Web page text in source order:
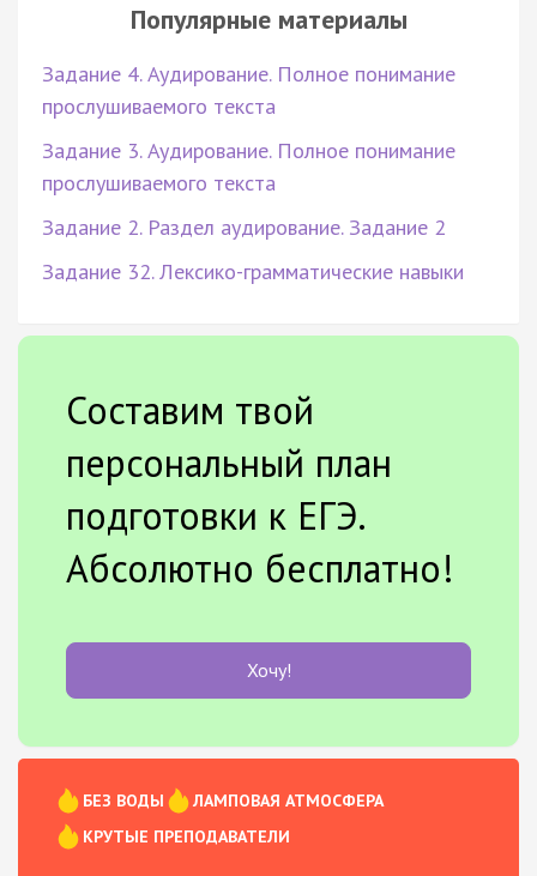
Популярные материалы
Задание 4. Аудирование. Полное понимание
прослушиваемого текста
Задание 3. Аудирование. Полное понимание
прослушиваемого текста
Задание 2. Раздел аудирование. Задание 2
Задание 32. Лексико-грамматические навыки
Составим твой
персональный план
подготовки к ЕГЭ.
Абсолютно бесплатно!
Хочу!
БЕЗ ВОДЫ
ЛАМПОВАЯ АТМОСФЕРА
КРУТЫЕ ПРЕПОДАВАТЕЛИ